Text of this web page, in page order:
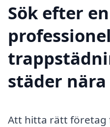
Sök efter en
städer nära
Att hitta rätt företag